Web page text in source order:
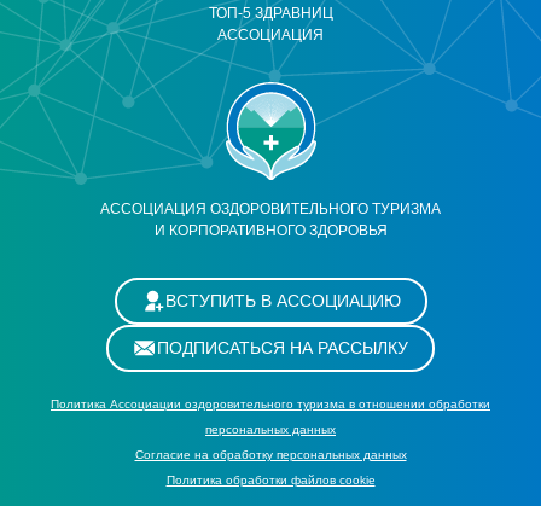
АССОЦИАЦИЯ ОЗДОРОВИТЕЛЬНОГО ТУРИЗМА
И КОРПОРАТИВНОГО ЗДОРОВЬЯ
ТОП-5 ЗДРАВНИЦ
АССОЦИАЦИЯ
ВСТУПИТЬ В АССОЦИАЦИЮ
ПОДПИСАТЬСЯ НА РАССЫЛКУ
Политика Ассоциации оздоровительного туризма в отношении обработки
персональных данных
Cогласие на обработку персональных данных
Политика обработки файлов cookie